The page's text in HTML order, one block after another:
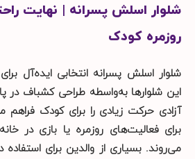
شلوار اسلش پسرانه | نهایت
روزمره کودک
شلوار اسلش پسرانه انتخابی ایده‌آل
این شلوارها به‌واسطه طراحی کشباف در
آزادی حرکت زیادی را برای کودک فراهم
برای فعالیت‌های روزمره یا بازی در
می‌روند. بسیاری از والدین برای استفاده